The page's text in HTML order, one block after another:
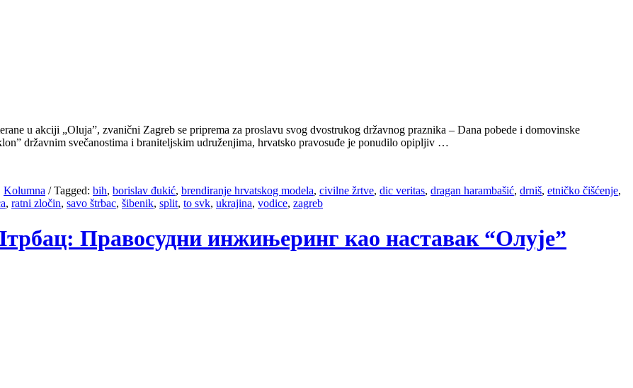
u akciji „Oluja”, zvanični Zagreb se priprema za proslavu svog dvostrukog državnog praznika – Dana pobede i domovinske
državnim svečanostima i braniteljskim udruženjima, hrvatsko pravosuđe je ponudilo opipljiv …
Kolumna /Tagged: bih, borislav đukić, brendiranje hrvatskog modela, civilne žrtve, dic veritas, dragan harambašić, drniš, etničko čišćenje,
, ratni zločin, savo štrbac, šibenik, split, to svk, ukrajina, vodice, zagreb
Правосудни инжињеринг као наставак “Олује”